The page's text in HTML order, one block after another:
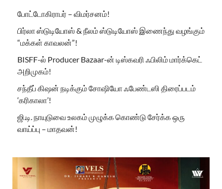
போட்டோகிராபர் – விமர்சனம்!
பிர்லா ஸ்டுடியோஸ் & நீலம் ஸ்டுடியோஸ் இணைந்து வழங்கும்
“மக்கள் காவலன்”!
BISFF-ல் Producer Bazaar-ன் டிஸ்கவரி ஃபிலிம் மார்க்கெட்
அறிமுகம்!
சந்தீப் கிஷன் நடிக்கும் சோஷியோ ஃபேண்டஸி திரைப்படம்
‘கரிகாலா’!
ஜி.டி. நாயுடுவை உலகம் முழுக்க கொண்டு சேர்க்க ஒரு
வாய்ப்பு – மாதவன்!